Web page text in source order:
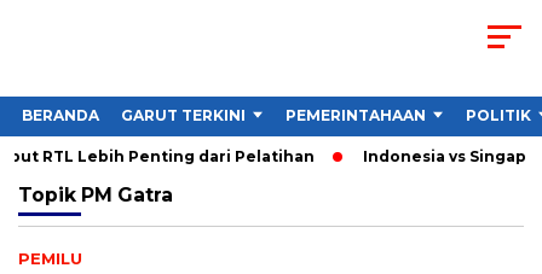
BERANDA GARUT TERKINI PEMERINTAHAAN POLITIK
RTL Lebih Penting dari Pelatihan Indonesia vs
Topik PM Gatra
PEMILU